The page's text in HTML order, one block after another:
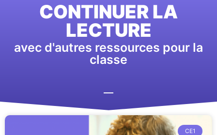
CONTINUER LA
LECTURE
avec d'autres ressources pour la
classe
CE1